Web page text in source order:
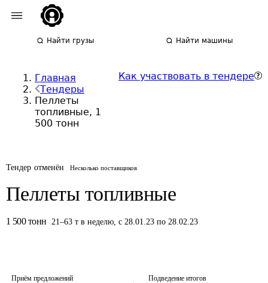
Найти грузы Найти машины
Главная
Тендеры
Пеллеты
топливные, 1
500 тонн
Как участвовать в тендере
Тендер отменён Несколько поставщиков
Пеллеты топливные
1 500 тонн 21–63 т в неделю, с 28.01.23 по 28.02.23
Приём предложений
Подведение итогов